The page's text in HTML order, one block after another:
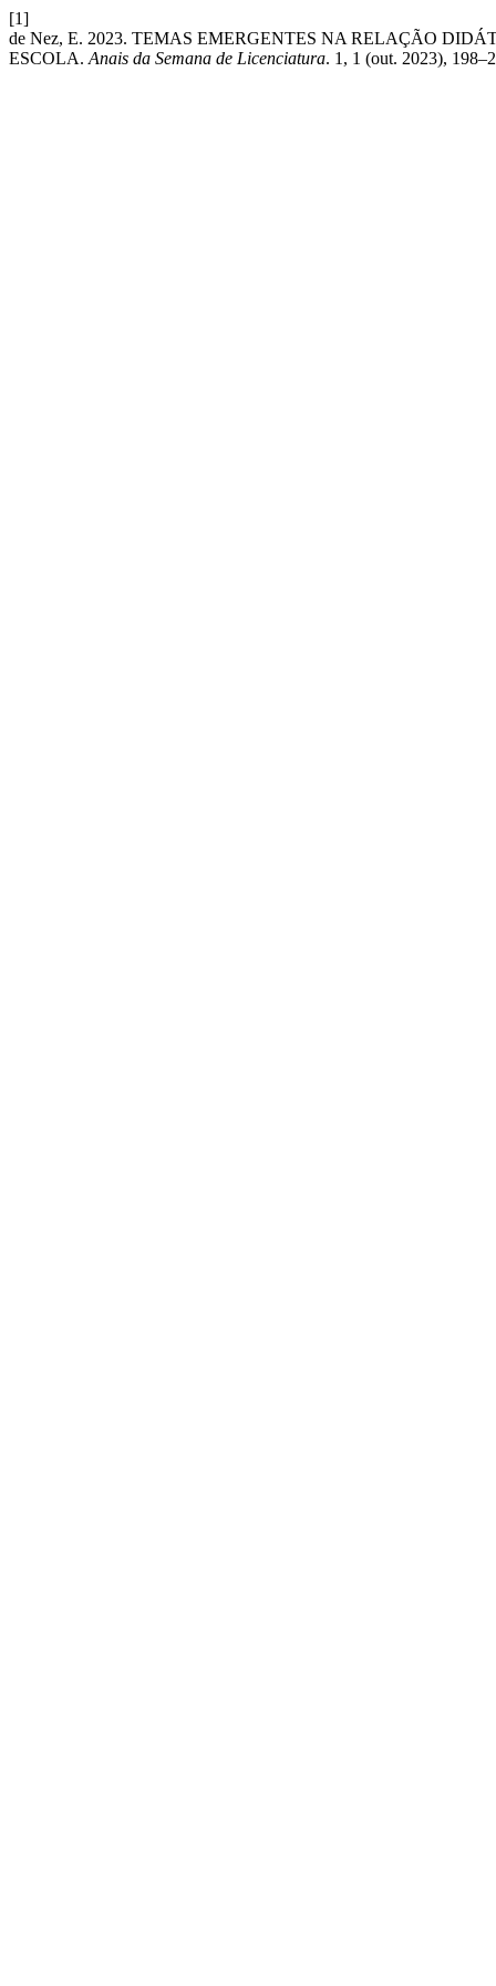
[1]
de Nez, E. 2023. TEMAS EMERGENTES NA RELAÇÃO
ESCOLA. Anais da Semana de Licenciatura. 1, 1 (out. 2023),